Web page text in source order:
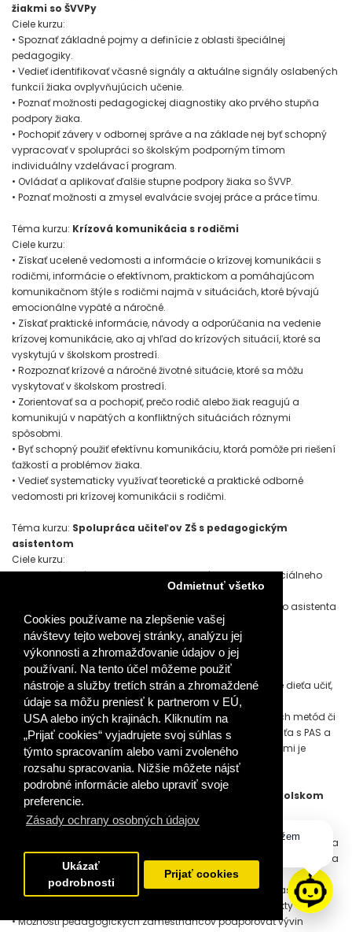
Cookies používame na zlepšenie vašej
návštevy tejto webovej stránky, analýzu jej
výkonnosti a zhromažďovanie údajov o jej
používaní. Na tento účel môžeme použiť
nástroje a služby tretích strán a zhromaždené
údaje sa môžu preniesť k partnerom v EÚ,
USA alebo iných krajinách. Kliknutím na
„Prijať cookies“ vyjadrujete svoj súhlas s
týmto spracovaním alebo vami zvoleného
rozsahu spracovania. Nižšie môžete nájsť
podrobné informácie alebo upraviť svoje
preferencie.
Zásady ochrany osobných údajov
Odmietnuť všetko
Ukázať
podrobnosti
Prijať cookies
žiakmi so ŠVVPy
Ciele kurzu:
• Spoznať základné pojmy a definície z oblasti špeciálnej
pedagogiky.
• Vedieť identifikovať včasné signály a aktuálne signály oslabených
funkcií žiaka ovplyvňujúcich učenie.
• Poznať možnosti pedagogickej diagnostiky ako prvého stupňa
podpory žiaka.
• Pochopiť závery v odbornej správe a na základe nej byť schopný
vypracovať v spolupráci so školským podporným tímom
individuálny vzdelávací program.
• Ovládať a aplikovať ďalšie stupne podpory žiaka so ŠVVP.
• Poznať možnosti a zmysel evalvácie svojej práce a práce tímu.
Téma kurzu: Krízová komunikácia s rodičmi
Ciele kurzu:
• Získať ucelené vedomosti a informácie o krízovej komunikácii s
rodičmi, informácie o efektívnom, praktickom a pomáhajúcom
komunikačnom štýle s rodičmi najmä v situáciách, ktoré bývajú
emocionálne vypäté a náročné.
• Získať praktické informácie, návody a odporúčania na vedenie
krízovej komunikácie, ako aj vhľad do krízových situácií, ktoré sa
vyskytujú v školskom prostredí.
• Rozpoznať krízové a náročné životné situácie, ktoré sa môžu
vyskytovať v školskom prostredí.
• Zorientovať sa a pochopiť, prečo rodič alebo žiak reagujú a
komunikujú v napätých a konfliktných situáciách rôznymi
spôsobmi.
• Byť schopný použiť efektívnu komunikáciu, ktorá pomôže pri riešení
ťažkostí a problémov žiaka.
• Vedieť systematicky využívať teoretické a praktické odborné
vedomosti pri krízovej komunikácii s rodičmi.
Téma kurzu: Spolupráca učiteľov ZŠ s pedagogickým
asistentom
Ciele kurzu:
• Pochopiť systém fungovania a spolupráce učiteľa, špeciálneho
pedagóga a asistenta učiteľa z praxe.
• Získať komplexný pohľad na pôsobenie pedagogického asistenta
v základnej škole v rôznych oblastiach.
Téma kurzu:Dieťa autista v škole
Ciele kurzu:
• Oboznámiť, akým spôsobom je vôcep možné autistické dieťa učiť,
a identifikovať, v ktorých oblastiach dieťa zaostáva.
• Naučiť hľadať najvhodnejšie z existujúcich vzdelávacích metód či
techník, ktoré posilňujú žiaduce sociálne správanie dieťaťa s PAS a
pomáhajú mu získavať potrebné znalosti spôsobmi, akými je
schopné ich spracovať.
Téma kurzu: Rozvoj sociálnych spôsobilostí detí v školskom
veku
Ciele kurzu:
• Charakteristika detského kolektívu a špecifiká vývinového hľadiska
– prečo v triedach dochádza ku konfliktom, čo sú príčiny konfliktov a
aké môžu byť ich následky
• Prevencia konfliktov cez rozvoj sociálnych schopností, asertivity,
komunikačných schopností a schopnosti zvládať konflikty
• Možnosti pedagogických zamestnancov podporovať vývin
Dobrý deň, ako vám môžem